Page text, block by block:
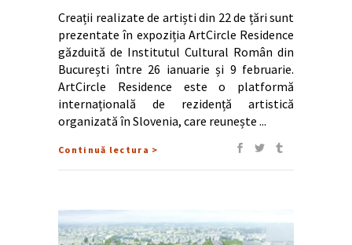
Creații realizate de artiști din 22 de țări sunt
prezentate în expoziția ArtCircle Residence
găzduită de Institutul Cultural Român din
București între 26 ianuarie și 9 februarie.
ArtCircle Residence este o platformă
internațională de rezidență artistică
organizată în Slovenia, care reunește
Continuă lectura >